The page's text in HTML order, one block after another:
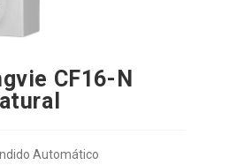
CF16-N
Automático